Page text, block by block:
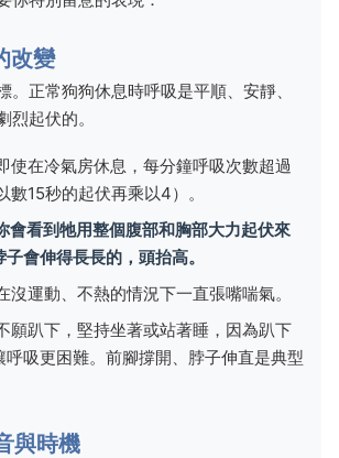
改變
。正常狗狗休息時呼吸是平順、安靜、
烈起伏的。
使在冷氣房休息，每分鐘呼吸次數超過
數15秒的起伏再乘以4）。
會看到牠用整個腹部和胸部大力起伏來
會伸得長長的，頭抬高。
沒運動、不熱的情況下一直張嘴喘氣。
願趴下，堅持坐著或站著睡，因為趴下
呼吸更困難。前腳撐開、脖子伸直是典型
與時機